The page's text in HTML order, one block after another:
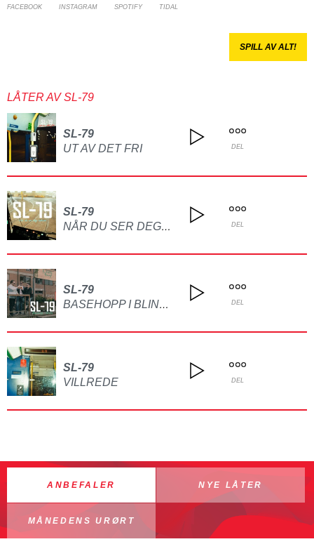
FACEBOOK INSTAGRAM SPOTIFY TIDAL
SPILL AV ALT!
LÅTER AV SL-79
SL-79
UT AV DET FRI
DEL
SL-79
NÅR DU SER DEG TILBAKE DEL
SL-79
BASEHOPP I BLINDE DEL
SL-79
VILLREDE
DEL
ANBEFALER NYE LÅTER
MÅNEDENS URØRT